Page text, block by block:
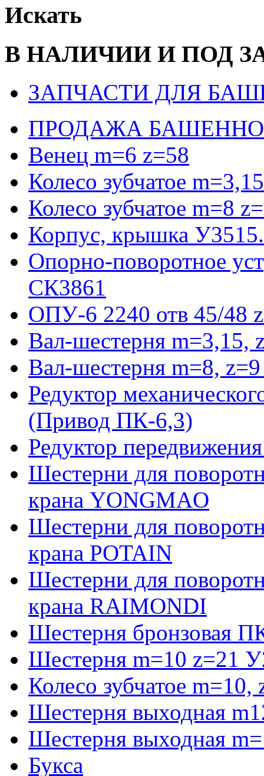
Искать
В НАЛИЧИИ И ПОД
ЗАПЧАСТИ ДЛЯ
ПРОДАЖА
Венец m=6 z=58
Колесо зубчатое
Колесо зубчатое m=8
Корпус, крышка
Опорно-поворотное
СК3861
ОПУ-6 2240 отв 45/48
Вал-шестерня m=3,15,
Вал-шестерня m=8,
Редуктор
(Привод ПК-6,3)
Редуктор
Шестерни для
крана YONGMAO
Шестерни для
крана POTAIN
Шестерни для
крана RAIMONDI
Шестерня бронзовая
Шестерня m=10 z=21
Колесо зубчатое
Шестерня выходная
Шестерня выходная
Букса